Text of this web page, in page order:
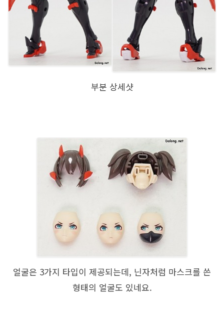
부분 상세샷
얼굴은 3가지 타입이 제공되는데, 닌자처럼 마스크를 쓴
형태의 얼굴도 있네요.